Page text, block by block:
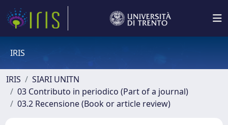
IRIS
IRIS
SIARI UNITN
03 Contributo in periodico (Part of a journal)
03.2 Recensione (Book or article review)